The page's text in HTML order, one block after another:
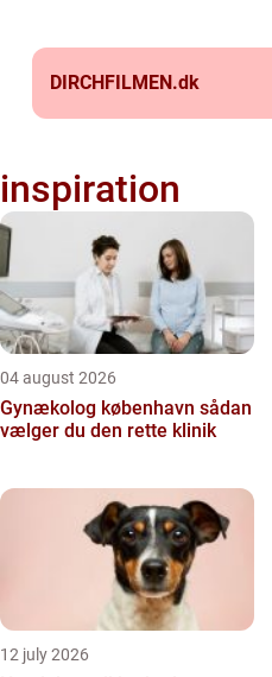
DIRCHFILMEN.dk
inspiration
04 august 2026
Gynækolog københavn sådan
vælger du den rette klinik
12 july 2026